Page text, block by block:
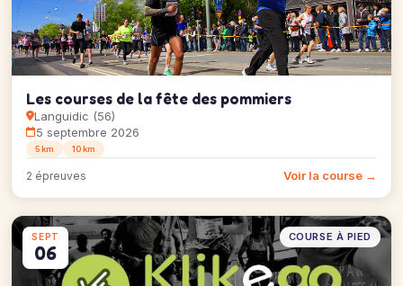
Les courses de la fête des pommiers
Languidic (56)
5 septembre 2026
5 km 10 km
2 épreuves Voir la course →
SEPT
06
COURSE À PIED